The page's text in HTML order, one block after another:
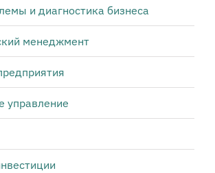
и диагностика бизнеса
менеджмент
управление